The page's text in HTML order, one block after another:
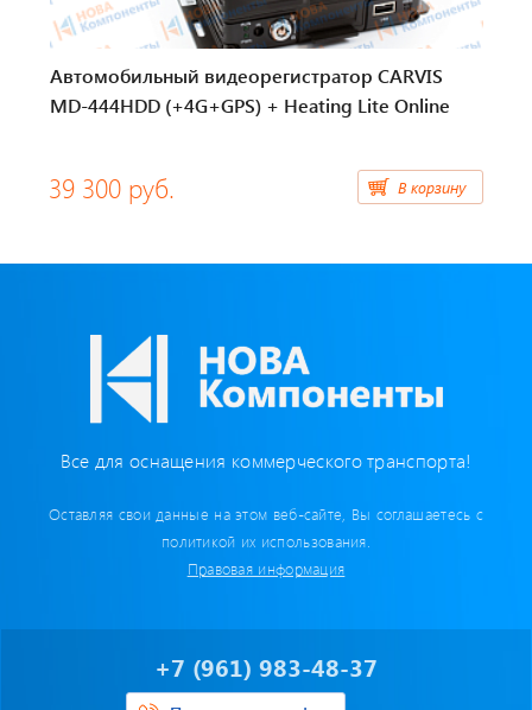
Изоляционные материалы,гофра
Перчатки / Инструмент / Герметик
Автомобильный видеорегистратор CARVIS
MD-444HDD (+4G+GPS) + Heating Lite Online
39 300 руб. В корзину
Все для оснащения коммерческого транспорта!
Оставляя свои данные на этом веб-сайте, Вы соглашаетесь с
политикой их использования.
Правовая информация
+7 (961) 983-48-37